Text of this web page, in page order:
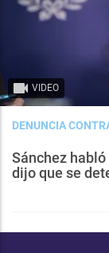
VIDEO
DENUNCIA
Sánchez
dijo que se